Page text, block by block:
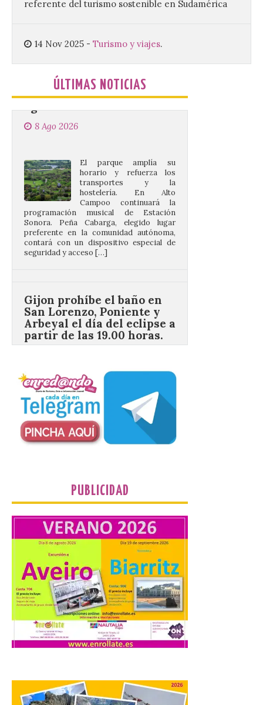
referente del turismo sostenible en Sudamérica
14 Nov 2025 - Turismo y viajes.
ÚLTIMAS NOTICIAS
enclaves privilegiados
eclipse solar del 12 de
agosto
8 Ago 2026
transportes y la
hostelería. En Alto
Campoo continuará la
programación musical de Estación
Sonora. Peña Cabarga, elegido lugar
preferente en la comunidad autónoma,
contará con un dispositivo especial de
seguridad y acceso […]
Arbeyal el día del eclipse a
partir de las 19.00 horas.
8 Ago 2026
verá desde múltiples
puntos de la ciudad, por lo
que no será necesario
desplazarse y se
recomienda no acudir a Gijón/Xixón en
coche ni usarlo ese día. Los accesos a
la Campa Torres y La […]
La decimonovena
fotografía de León de…
viaje nos llega desde la
plaza de Oriente en
Madrid
8 Ago 2026
Nueva edición de León
de…viaje. Una iniciativa
organizado por la sección
juvenil de la Asociación
Enróllate, la Asociación
Conceyu País Llionés y el Diario de
Turismo, Ocio e Información para
PUBLICIDAD